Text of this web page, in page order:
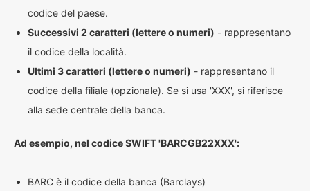
codice del paese.
Successivi 2 caratteri (lettere o numeri) - rappresentano
il codice della località.
Ultimi 3 caratteri (lettere o numeri) - rappresentano il
codice della filiale (opzionale). Se si usa 'XXX', si riferisce
alla sede centrale della banca.
Ad esempio, nel codice SWIFT 'BARCGB22XXX':
BARC è il codice della banca (Barclays)